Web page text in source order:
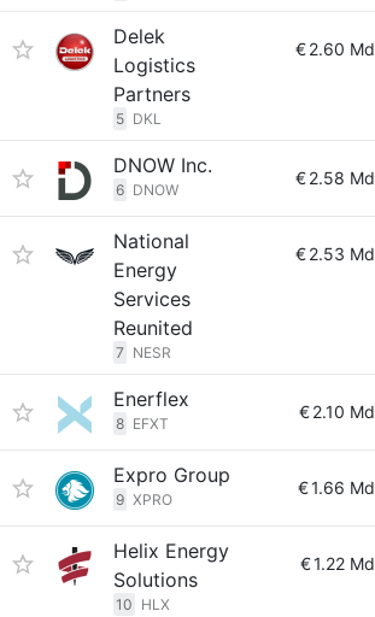
Delek
Logistics
Partners
5 DKL
€2.60 Md
DNOW Inc.
6 DNOW
€2.58 Md
National
Energy
Services
Reunited
7 NESR
€2.53 Md
Enerflex
8 EFXT
€2.10 Md
Expro Group
9 XPRO
€1.66 Md
Helix Energy
Solutions
10 HLX
€1.22 Md